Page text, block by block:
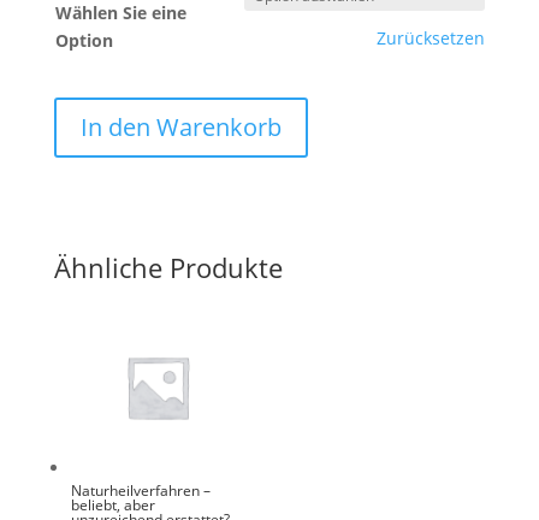
Wählen Sie eine
Option
Zurücksetzen
In den Warenkorb
Ähnliche Produkte
Naturheilverfahren –
beliebt, aber